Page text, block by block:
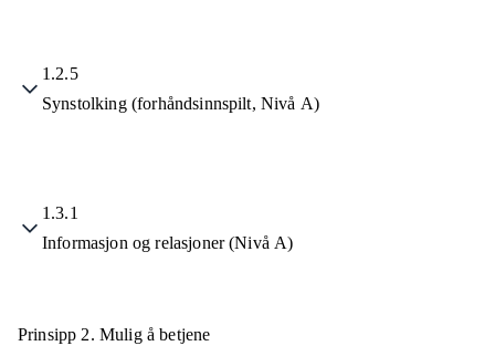
1.2.5
Synstolking (forhåndsinnspilt, Nivå A)
1.3.1
Informasjon og relasjoner (Nivå A)
Prinsipp 2. Mulig å betjene